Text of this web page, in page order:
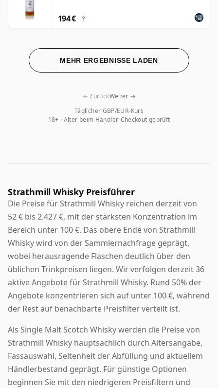
194 € ?
MEHR ERGEBNISSE LADEN
Täglicher GBP/EUR-Kurs
18+ · Alter beim Händler-Checkout geprüft
← ZurückWeiter →
Strathmill Whisky Preisführer
Die Preise für Strathmill Whisky reichen derzeit von
52 € bis 2.427 €, mit der stärksten Konzentration im
Bereich unter 100 €. Das obere Ende von Strathmill
Whisky wird von der Sammlernachfrage geprägt,
wobei herausragende Flaschen deutlich über den
üblichen Trinkpreisen liegen. Wir verfolgen derzeit 36
aktive Angebote für Strathmill Whisky. Rund 50% der
Angebote konzentrieren sich auf unter 100 €, während
der Rest auf benachbarte Preisfilter verteilt ist.
Als Single Malt Scotch Whisky werden die Preise von
Strathmill Whisky hauptsächlich durch Altersangabe,
Fassauswahl, Seltenheit der Abfüllung und aktuellem
Händlerbestand geprägt. Für günstige Optionen
beginnen Sie mit den niedrigeren Preisfiltern und